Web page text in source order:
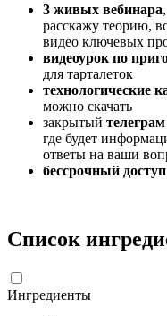
3 живых вебинара
расскажу теорию,
видео ключевых
видеоурок по
для тарталеток
технологические
можно скачать
закрытый
где будет
ответы на ваши
бессрочный доступ
Список
Ингредиенты